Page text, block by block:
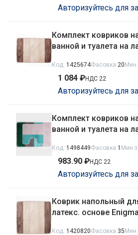
Авторизуйтесь для
Комплект ковриков
ванной и туалета на
12мм, кофе Aqua-
Код: 1425674Фасовка 20 Мин
1 084 ₽НДС 22
Авторизуйтесь для
Комплект ковриков
ванной и туалета на
11мм, бирюзовый
Код: 1498449Фасовка 1 Мин
983.90 ₽НДС 22
Авторизуйтесь для
Коврик напольный
латекс. основе Enigma 40х 60см
Код: 1420820Фасовка 35 Мин